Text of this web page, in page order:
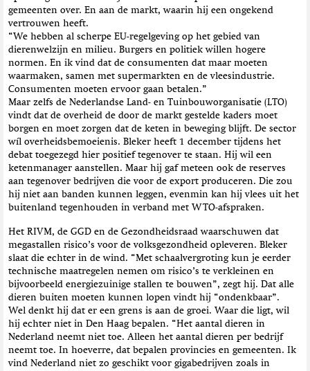
gemeenten over. En aan de markt, waarin hij een ongekend
vertrouwen heeft.
“We hebben al scherpe EU-regelgeving op het gebied van
dierenwelzijn en milieu. Burgers en politiek willen hogere
normen. En ik vind dat de consumenten dat maar moeten
waarmaken, samen met supermarkten en de vleesindustrie.
Consumenten moeten ervoor gaan betalen.”
Maar zelfs de Nederlandse Land- en Tuinbouworganisatie (LTO)
vindt dat de overheid de door de markt gestelde kaders moet
borgen en moet zorgen dat de keten in beweging blijft. De sector
wíl overheidsbemoeienis. Bleker heeft 1 december tijdens het
debat toegezegd hier positief tegenover te staan. Hij wil een
ketenmanager aanstellen. Maar hij gaf meteen ook de reserves
aan tegenover bedrijven die voor de export produceren. Die zou
hij niet aan banden kunnen leggen, evenmin kan hij vlees uit het
buitenland tegenhouden in verband met WTO-afspraken.
Het RIVM, de GGD en de Gezondheidsraad waarschuwen dat
megastallen risico’s voor de volksgezondheid opleveren. Bleker
slaat die echter in de wind. “Met schaalvergroting kun je eerder
technische maatregelen nemen om risico’s te verkleinen en
bijvoorbeeld energiezuinige stallen te bouwen”, zegt hij. Dat alle
dieren buiten moeten kunnen lopen vindt hij “ondenkbaar”.
Wel denkt hij dat er een grens is aan de groei. Waar die ligt, wil
hij echter niet in Den Haag bepalen. “Het aantal dieren in
Nederland neemt niet toe. Alleen het aantal dieren per bedrijf
neemt toe. In hoeverre, dat bepalen provincies en gemeenten. Ik
vind Nederland niet zo geschikt voor gigabedrijven zoals in